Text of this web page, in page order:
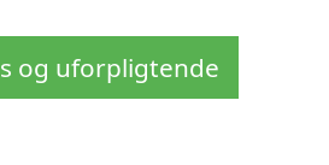
og uforpligtende